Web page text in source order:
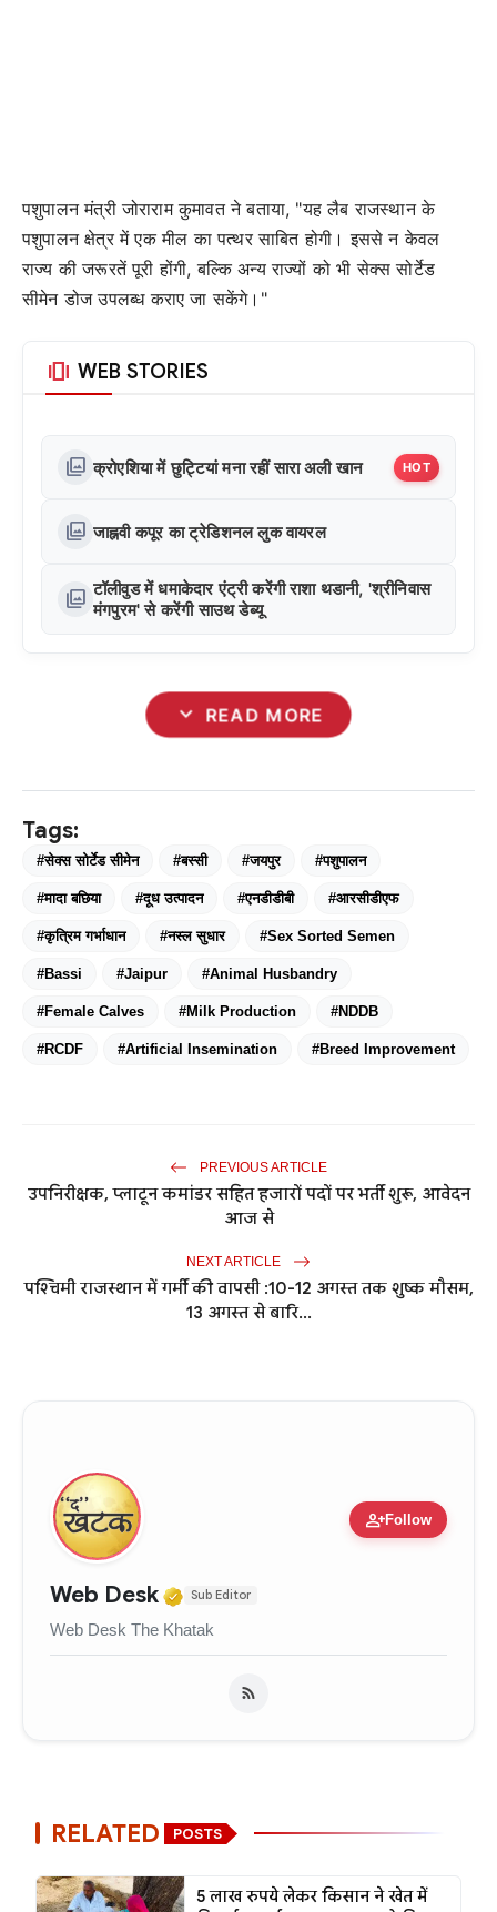
पशुपालन मंत्री जोराराम कुमावत ने बताया, "यह लैब राजस्थान के
पशुपालन क्षेत्र में एक मील का पत्थर साबित होगी। इससे न केवल
राज्य की जरूरतें पूरी होंगी, बल्कि अन्य राज्यों को भी सेक्स सोर्टेड
सीमेन डोज उपलब्ध कराए जा सकेंगे।"
amp_stories WEB STORIES
photo_library क्रोएशिया में छुट्टियां मना रहीं सारा अली खान HOT
photo_library जाह्नवी कपूर का ट्रेडिशनल लुक वायरल
photo_library टॉलीवुड में धमाकेदार एंट्री करेंगी राशा थडानी, 'श्रीनिवास
मंगपुरम' से करेंगी साउथ डेब्यू
expand_more READ MORE
Tags:
#सेक्स सोर्टेड सीमेन #बस्सी #जयपुर #पशुपालन
#मादा बछिया #दूध उत्पादन #एनडीडीबी #आरसीडीएफ
#कृत्रिम गर्भाधान #नस्ल सुधार #Sex Sorted Semen
#Bassi #Jaipur #Animal Husbandry
#Female Calves #Milk Production #NDDB
#RCDF #Artificial Insemination #Breed Improvement
PREVIOUS ARTICLE
उपनिरीक्षक, प्लाटून कमांडर सहित हजारों पदों पर भर्ती शुरू, आवेदन
आज से
NEXT ARTICLE
पश्चिमी राजस्थान में गर्मी की वापसी :10-12 अगस्त तक शुष्क मौसम,
13 अगस्त से बारि...
person_addFollow
Web Desk Verified Media or
Sub Editor
Web Desk The Khatak
RELATED POSTS
5 लाख रुपये लेकर किसान ने खेत में